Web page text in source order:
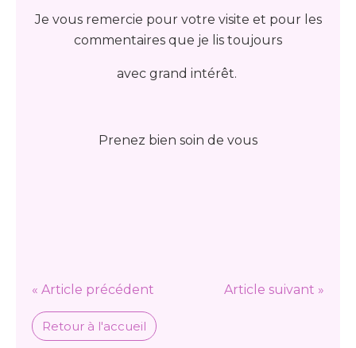
Je vous remercie pour votre visite et pour les
commentaires que je lis toujours
avec grand intérêt.
Prenez bien soin de vous
« Article précédent Article suivant »
Retour à l'accueil